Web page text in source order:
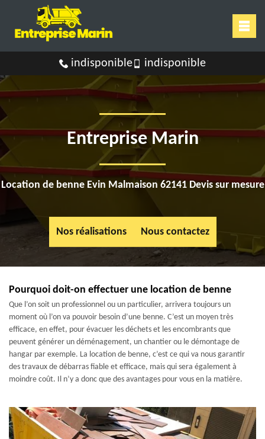
indisponible indisponible
Entreprise Marin
Location de benne Evin Malmaison 62141 Devis sur mesure
Nos réalisations Nous contactez
Pourquoi doit-on effectuer une location de benne
Que l’on soit un professionnel ou un particulier, arrivera toujours un
moment où l’on va pouvoir besoin d’une benne. C’est un moyen très
efficace, en effet, pour évacuer les déchets et les encombrants que
peuvent générer un déménagement, un chantier ou le démontage de
hangar par exemple. La location de benne, c’est ce qui va nous garantir
des travaux de débarras fiable et efficace, mais qui sera également à
moindre coût. Il n’y a donc que des avantages pour vous en la matière.